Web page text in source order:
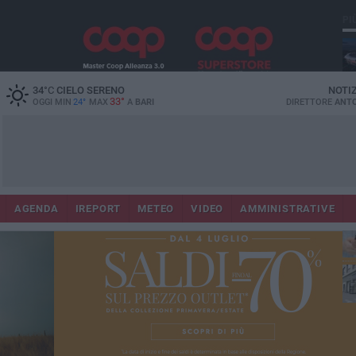
34°CCIELO SERENO
OGGI MIN 24° MAX 33° A BARI DIRETTORE
AGENDA IREPORT METEO VIDEO AMMINISTRATIVE